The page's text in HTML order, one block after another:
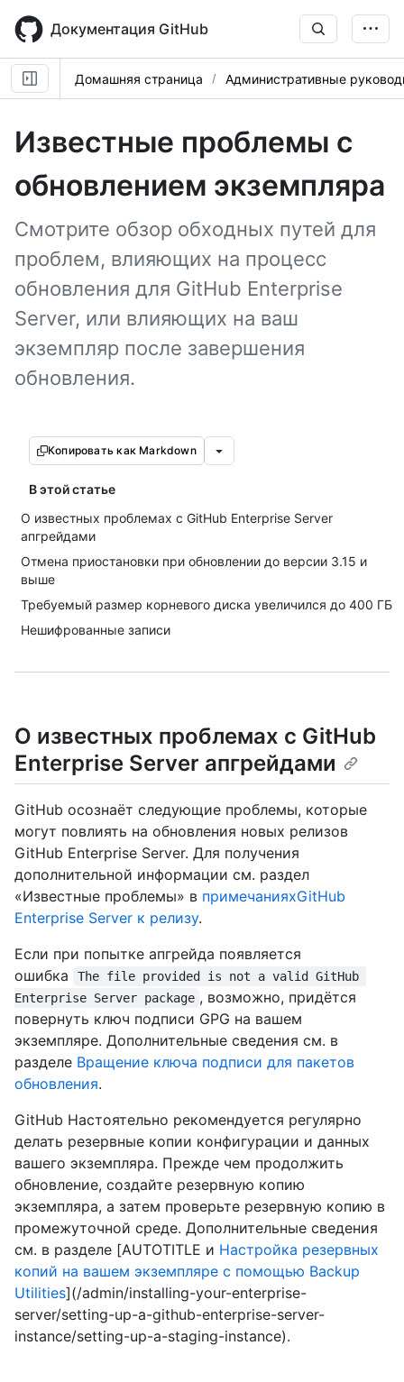
main
content
Документация GitHub
Домашняя страница Административные
Известные проблемы с
обновлением экземпляра
Смотрите обзор обходных путей для
проблем, влияющих на процесс
обновления для GitHub Enterprise
Server, или влияющих на ваш
экземпляр после завершения
обновления.
Копировать как Markdown
В этой статье
О известных проблемах с GitHub Enterprise Server
апгрейдами
Отмена приостановки при обновлении до версии 3.15 и
выше
Требуемый размер корневого диска увеличился до 400 ГБ
Нешифрованные записи
О известных проблемах с GitHub
Enterprise Server апгрейдами
GitHub осознаёт следующие проблемы, которые
могут повлиять на обновления новых релизов
GitHub Enterprise Server. Для получения
дополнительной информации см. раздел
«Известные проблемы» в примечанияхGitHub
Enterprise Server к релизу.
Если при попытке апгрейда появляется
ошибка
The file provided is not a valid GitHub
Enterprise Server package , возможно, придётся
повернуть ключ подписи GPG на вашем
экземпляре. Дополнительные сведения см. в
разделе Вращение ключа подписи для пакетов
обновления.
GitHub Настоятельно рекомендуется регулярно
делать резервные копии конфигурации и данных
вашего экземпляра. Прежде чем продолжить
обновление, создайте резервную копию
экземпляра, а затем проверьте резервную копию в
промежуточной среде. Дополнительные сведения
см. в разделе [AUTOTITLE и Настройка резервных
копий на вашем экземпляре с помощью Backup
Utilities](/admin/installing-your-enterprise-
server/setting-up-a-github-enterprise-server-
instance/setting-up-a-staging-instance).